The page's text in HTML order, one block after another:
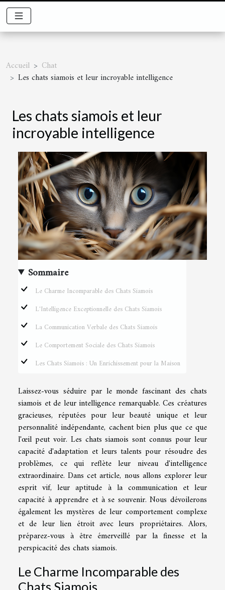
Accueil
Chat
Les chats siamois et leur incroyable intelligence
Les chats siamois et leur
incroyable intelligence
Sommaire
Le Charme Incomparable des Chats Siamois
L'Intelligence Exceptionnelle des Chats Siamois
La Communication Verbale des Chats Siamois
Le Comportement Sociale des Chats Siamois
Les Chats Siamois : Un Enrichissement pour la Maison
Laissez-vous séduire par le monde fascinant des chats
siamois et de leur intelligence remarquable. Ces créatures
gracieuses, réputées pour leur beauté unique et leur
personnalité indépendante, cachent bien plus que ce que
l'œil peut voir. Les chats siamois sont connus pour leur
capacité d'adaptation et leurs talents pour résoudre des
problèmes, ce qui reflète leur niveau d'intelligence
extraordinaire. Dans cet article, nous allons explorer leur
esprit vif, leur aptitude à la communication et leur
capacité à apprendre et à se souvenir. Nous dévoilerons
également les mystères de leur comportement complexe
et de leur lien étroit avec leurs propriétaires. Alors,
préparez-vous à être émerveillé par la finesse et la
perspicacité des chats siamois.
Le Charme Incomparable des
Chats Siamois